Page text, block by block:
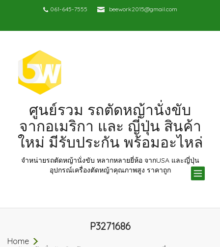
061-645-7555 beework2015@gmail.com
ศูนย์รวม รถตัดหญ้านั่งขับ
จากอเมริกา และ ญี่ปุ่น สินค้า
ใหม่ มีรับประกัน พร้อมอะไหล่
จำหน่ายรถตัดหญ้านั่งขับ หลากหลายยี่ห้อ จากUSA และญี่ปุ่น
อุปกรณ์เครื่องตัดหญ้าคุณภาพสูง ราคาถูก
P3271686
Home